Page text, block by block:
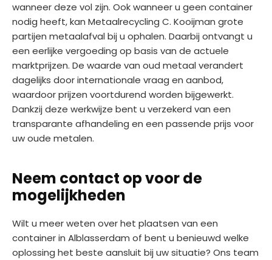
wanneer deze vol zijn. Ook wanneer u geen container
nodig heeft, kan Metaalrecycling C. Kooijman grote
partijen metaalafval bij u ophalen. Daarbij ontvangt u
een eerlijke vergoeding op basis van de actuele
marktprijzen. De waarde van oud metaal verandert
dagelijks door internationale vraag en aanbod,
waardoor prijzen voortdurend worden bijgewerkt.
Dankzij deze werkwijze bent u verzekerd van een
transparante afhandeling en een passende prijs voor
uw oude metalen.
Neem contact op voor de
mogelijkheden
Wilt u meer weten over het plaatsen van een
container in Alblasserdam of bent u benieuwd welke
oplossing het beste aansluit bij uw situatie? Ons team